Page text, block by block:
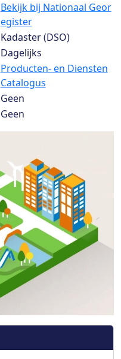
Bekijk bij Nationaal Geor
egister
Kadaster (DSO)
Dagelijks
Producten- en Diensten
Catalogus
Geen
Geen